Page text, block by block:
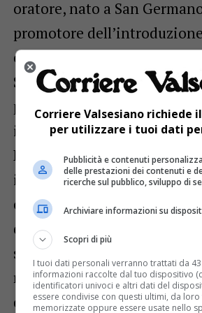
oratore, nato a San
promotore
e protettore dei primi
Stato sabaudo, il Tractatus
potestate di Alessandro di
impresso a Torino nel 1494.
L’incontro con i primordi
i caratteri tipografici, con
carta di stracci, in una sala
d’arte donate dal dottor
sempre una particolare
ragazzi traducono in
diventano il ponte per
Corriere Valsesiano richiede
per utilizzare i tuoi dati
Pubblicità e contenuti
delle prestazioni dei contenuti e
ricerche sul pubblico, sviluppo di
Archiviare informazioni su
Scopri di più
I tuoi dati personali verranno trattati da
informazioni raccolte dal tuo dispositivo
identificatori univoci e altri dati del
essere condivise con questi ultimi, da loro
memorizzate oppure essere usate nello